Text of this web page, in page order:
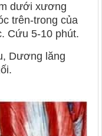
dưới xương
trên-trong của
Cứu 5-10 phút.
Dương lăng